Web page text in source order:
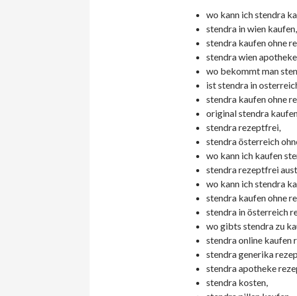
wo kann ich stendra
stendra in wien kaufen,
stendra kaufen ohne
stendra wien
wo bekommt man
ist stendra in
stendra kaufen ohne
original stendra
stendra rezeptfrei,
stendra österreich
wo kann ich kaufen
stendra rezeptfrei
wo kann ich stendra
stendra kaufen ohne
stendra in österreich
wo gibts stendra zu
stendra online kaufen
stendra generika
stendra apotheke
stendra kosten,